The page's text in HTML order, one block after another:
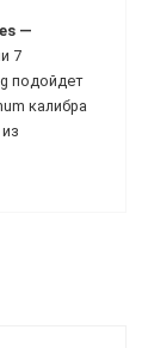
—
7
подойдет
калибра